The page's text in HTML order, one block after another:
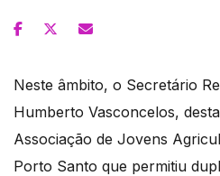
Neste âmbito, o Secretário
Humberto Vasconcelos,
Associação de Jovens
Porto Santo que permitiu